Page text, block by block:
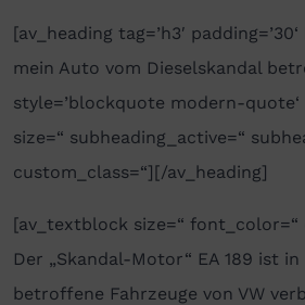
[av_heading tag=’h3′
mein Auto vom Dieselskandal
style=’blockquote modern-
size=“ subheading_active=“
custom_class=“][/av_heading]
[av_textblock size=“ font_color=“
Der „Skandal-Motor“ EA 189 ist
betroffene Fahrzeuge von VW